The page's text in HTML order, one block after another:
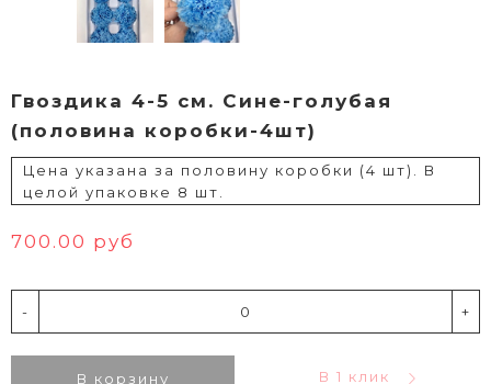
Гвоздика 4-5 см. Сине-голубая
(половина коробки-4шт)
Цена указана за половину коробки (4 шт). В
целой упаковке 8 шт.
700.00 руб
- +
В корзину В 1 клик